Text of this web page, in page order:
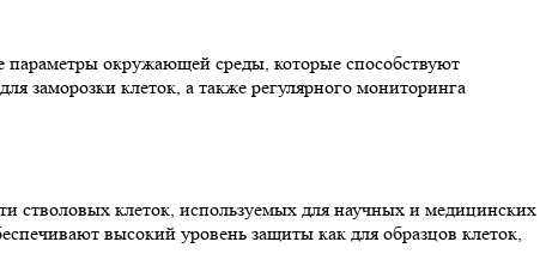
окружающей среды, которые способствуют
заморозки клеток, а также регулярного мониторинга
стволовых клеток, используемых для научных и медицинских
высокий уровень защиты как для образцов клеток,